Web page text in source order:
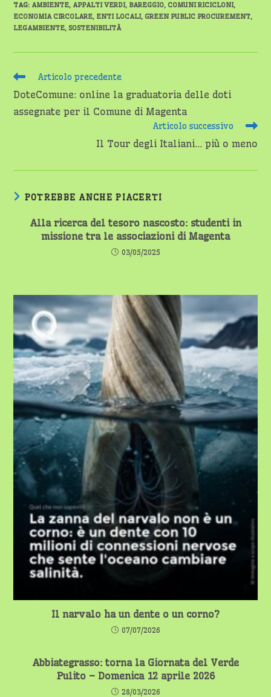
TAG: AMBIENTE, APPALTI VERDI, BAREGGIO, COMUNI RICICLONI,
ECONOMIA CIRCOLARE, ENTI LOCALI, GREEN PUBLIC PROCUREMENT,
LEGAMBIENTE, SOSTENIBILITÀ
Leggi
articoli
Articolo precedente
DoteComune: online la graduatoria delle doti
assegnate per il Comune di Magenta
Articolo successivo
Il Tour degli Italiani… più o meno
POTREBBE ANCHE PIACERTI
Alla ricerca del tesoro nascosto: studenti in
missione tra le associazioni di Magenta
03/05/2025
Il narvalo ha un dente o un corno?
07/07/2026
Abbiategrasso: torna la Giornata del Verde
Pulito – Domenica 12 aprile 2026
28/03/2026